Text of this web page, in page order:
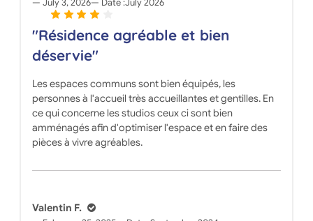
July 3, 2026 Date :July 2026
"Résidence agréable et bien
déservie"
Les espaces communs sont bien équipés, les
personnes à l'accueil très accueillantes et gentilles. En
ce qui concerne les studios ceux ci sont bien
amménagés afin d'optimiser l'espace et en faire des
pièces à vivre agréables.
Valentin F.